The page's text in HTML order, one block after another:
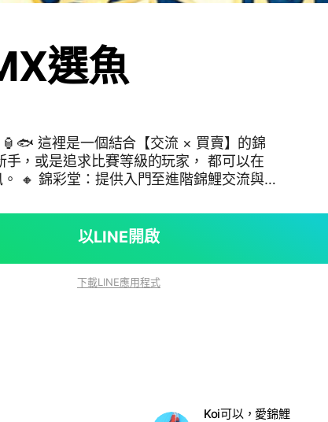
選魚
賣】的錦
，或是追求比賽等級的玩家， 都可以在
與
流， 希望你能在錦彩堂找到屬於你的好魚。
以LINE開啟
下載LINE應用程式
Koi可以，愛錦鯉